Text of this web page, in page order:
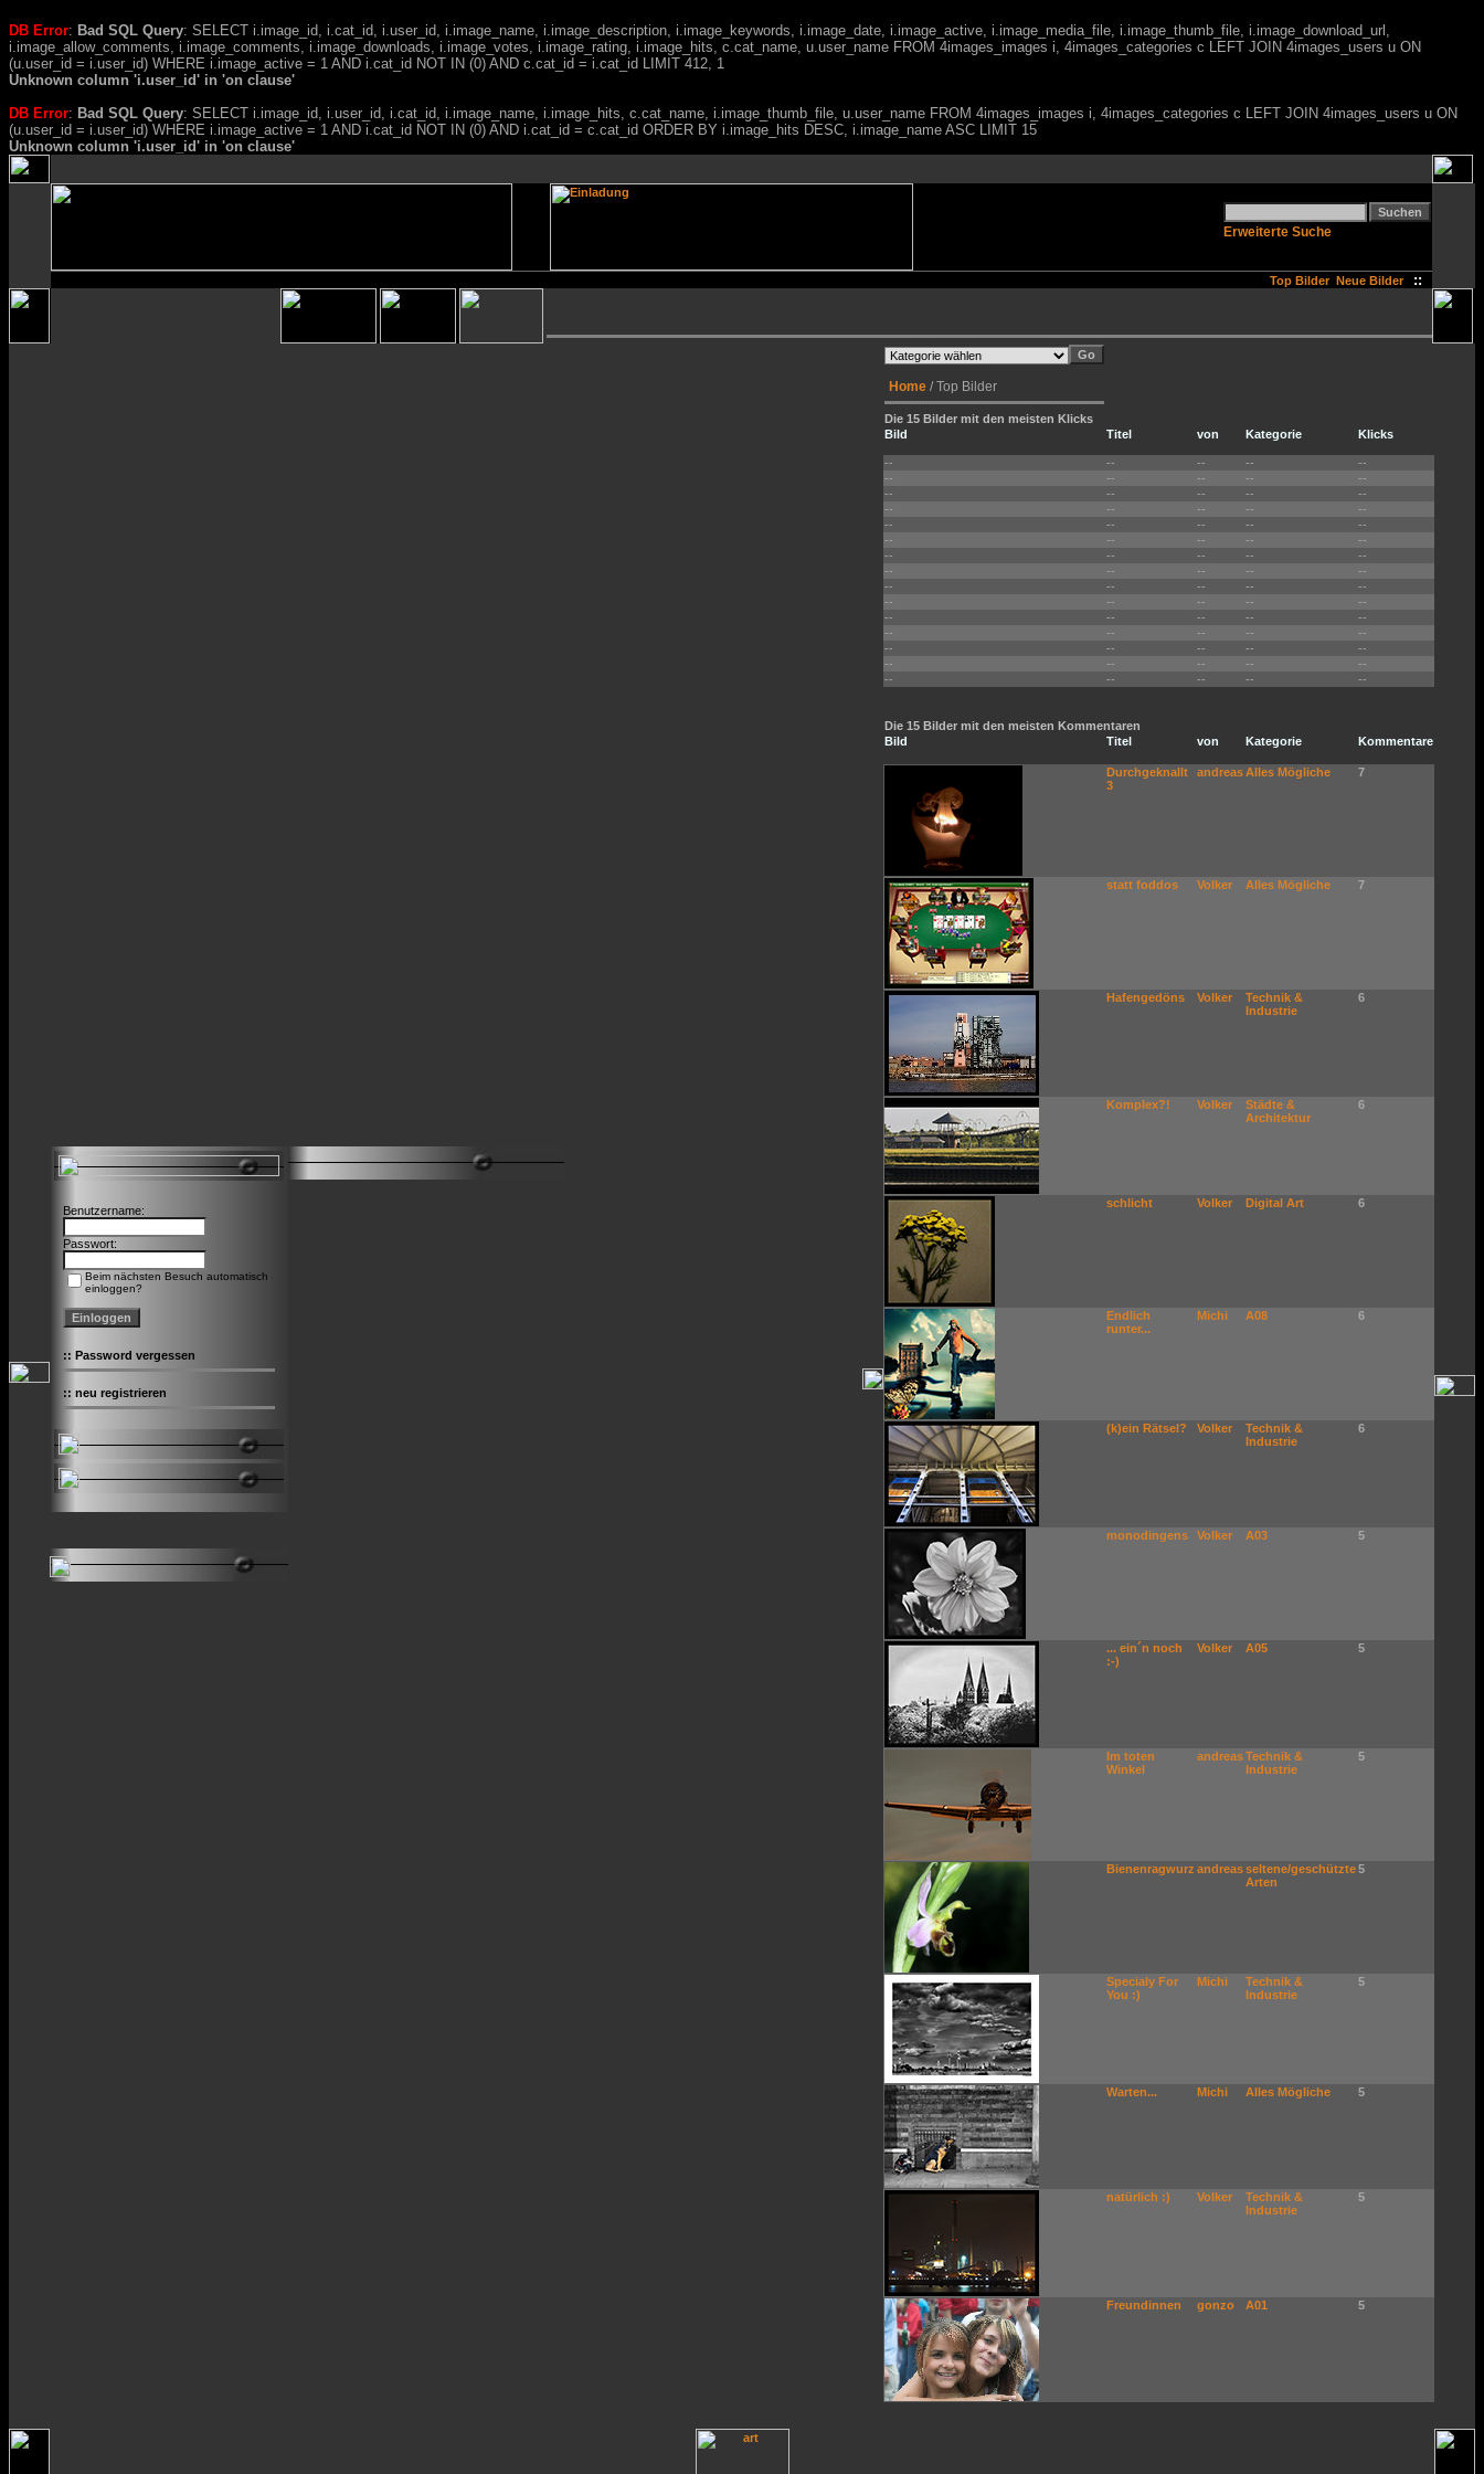
DB Error: Bad SQL Query: SELECT i.image_id, i.cat_id, i.user_id, i.image_name, i.image_description, i.image_keywords, i.image_date, i.image_active, i.image_media_file, i.image_thumb_file, i.image_download_url,
i.image_allow_comments, i.image_comments, i.image_downloads, i.image_votes, i.image_rating, i.image_hits, c.cat_name, u.user_name FROM 4images_images i, 4images_categories c LEFT JOIN 4images_users u ON
(u.user_id = i.user_id) WHERE i.image_active = 1 AND i.cat_id NOT IN (0) AND c.cat_id = i.cat_id LIMIT 412, 1
Unknown column 'i.user_id' in 'on clause'
DB Error: Bad SQL Query: SELECT i.image_id, i.user_id, i.cat_id, i.image_name, i.image_hits, c.cat_name, i.image_thumb_file, u.user_name FROM 4images_images i, 4images_categories c LEFT JOIN 4images_users u ON
(u.user_id = i.user_id) WHERE i.image_active = 1 AND i.cat_id NOT IN (0) AND i.cat_id = c.cat_id ORDER BY i.image_hits DESC, i.image_name ASC LIMIT 15
Unknown column 'i.user_id' in 'on clause'
Erweiterte Suche
Top Bilder Neue Bilder ::
Benutzername:
Passwort:
Beim nächsten Besuch automatisch
einloggen?
:: Password vergessen
:: neu registrieren
Home / Top Bilder
Die 15 Bilder mit den meisten Klicks
Bild
Titel von Kategorie Klicks
-- -- -- --
--
--
-- -- --
--
--
-- -- --
--
--
-- -- --
--
--
-- -- --
--
--
-- -- --
--
--
-- -- --
--
--
-- -- --
--
--
-- -- --
--
--
-- -- --
--
--
-- -- --
--
--
-- -- --
--
--
-- -- --
--
--
-- -- --
--
--
-- -- -- --
Die 15 Bilder mit den meisten Kommentaren
Bild
Titel von Kategorie Kommentare
Durchgeknallt
3
andreasAlles Mögliche 7
statt foddos Volker Alles Mögliche 7
Hafengedöns Volker
Technik &
Industrie
6
Komplex?! Volker
Städte &
Architektur
6
schlicht Volker Digital Art 6
Endlich
runter...
Michi A08 6
(k)ein Rätsel? Volker
Technik &
Industrie
6
monodingens Volker A03 5
... ein´n noch
:-)
Volker A05 5
Im toten
Winkel
andreasTechnik &
Industrie
5
Bienenragwurz andreasseltene/geschützte
Arten
5
Specialy For
You :)
Michi
Technik &
Industrie
5
Warten... Michi Alles Mögliche 5
natürlich :) Volker
Technik &
Industrie
5
Freundinnen gonzo A01 5